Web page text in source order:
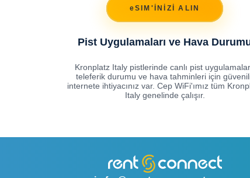
eSIM'İNİZİ ALIN
Pist Uygulamaları ve Hava
Kronplatz Italy pistlerinde canlı pist
teleferik durumu ve hava tahminleri için
internete ihtiyacınız var. Cep WiFi'ımız tüm
Italy genelinde çalışır.